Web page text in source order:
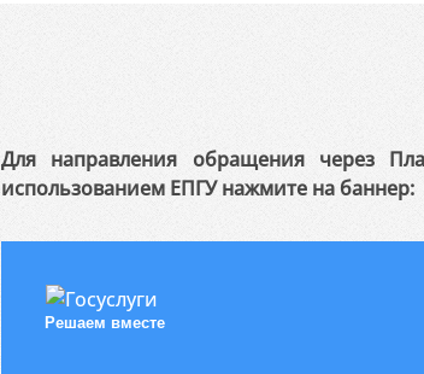
Для направления обращения через
использованием ЕПГУ нажмите на баннер:
Решаем вместе